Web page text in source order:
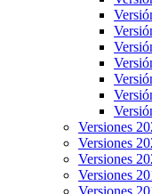
Versiones
Versiones
Versiones
Versiones
Versiones